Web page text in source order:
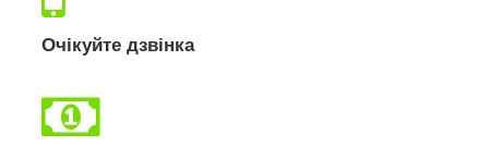
Очікуйте дзвінка